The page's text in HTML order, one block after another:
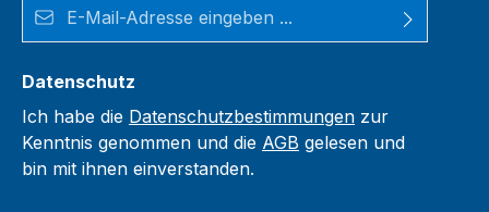
Datenschutz
Ich habe die Datenschutzbestimmungen zur
Kenntnis genommen und die AGB gelesen und
bin mit ihnen einverstanden.